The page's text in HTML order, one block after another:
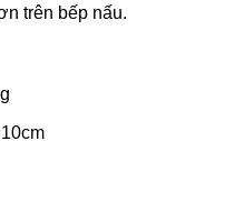
trên bếp nấu.